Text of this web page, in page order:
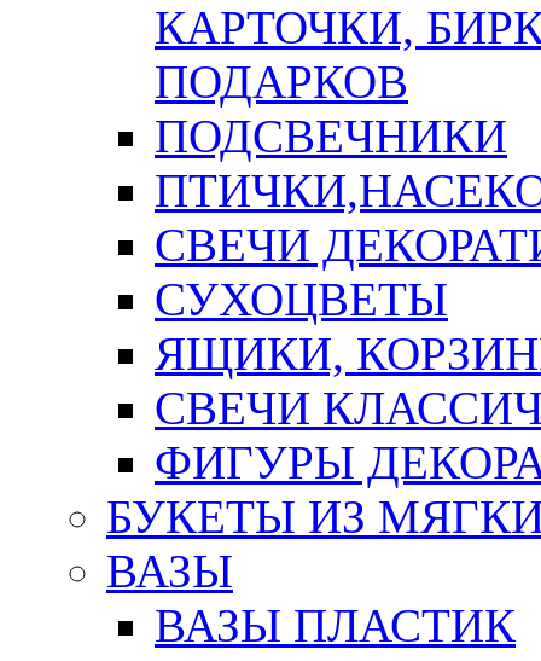
КАРТОЧКИ,
ПОДАРКОВ
ПОДСВЕЧНИКИ
СВЕЧИ
СУХОЦВЕТЫ
ЯЩИКИ,
СВЕЧИ
ФИГУРЫ
БУКЕТЫ ИЗ
ВАЗЫ
ВАЗЫ ПЛАСТИК